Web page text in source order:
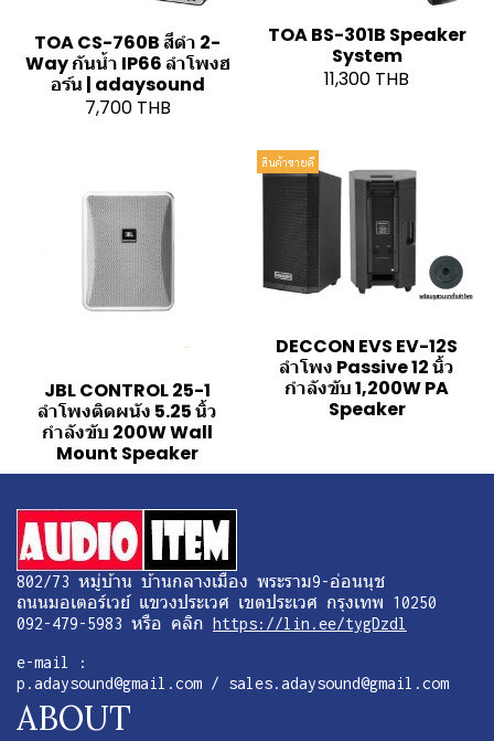
TOA CS-760B สีดำ 2-
Way กันน้ำ IP66 ลำโพงฮ
อร์น | adaysound
7,700 THB
TOA BS-301B Speaker
System
11,300 THB
JBL CONTROL 25-1
ลำโพงติดผนัง 5.25 นิ้ว
กำลังขับ 200W Wall
Mount Speaker
สินค้าขายดี
DECCON EVS EV-12S
ลำโพง Passive 12 นิ้ว
กำลังขับ 1,200W PA
Speaker
802/73 หมู่บ้าน บ้านกลางเมือง พระราม9-อ่อนนุช
ถนนมอเตอร์เวย์ แขวงประเวศ เขตประเวศ กรุงเทพ 10250
092-479-5983 หรือ คลิก https://lin.ee/tygDzdl
e-mail :
p.adaysound@gmail.com / sales.adaysound@gmail.com
ABOUT